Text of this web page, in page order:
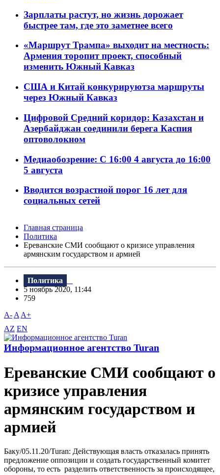
Зарплаты растут, но жизнь дорожает
быстрее там, где это заметнее всего
«Маршрут Трампа» выходит на местность:
Армения торопит проект, способный
изменить Южный Кавказ
США и Китай конкурируютза маршруты
через Южный Кавказ
Цифровой Средний коридор: Казахстан и
Азербайджан соединили берега Каспия
оптоволокном
Медиаобозрение: С 16:00 4 августа до 16:00
5 августа
Вводится возрастной порог 16 лет для
социальных сетей
Главная страница
Политика
Ереванские СМИ сообщают о кризисе управления
армянским государством и армией
Политика
5 ноябрь 2020, 11:44
759
A- A A+
AZ EN
Информационное агентство Turan
Ереванские СМИ сообщают о
кризисе управления
армянским государством и
армией
Баку/05.11.20/Turan: Действующая власть отказалась принять
предложение оппозиции и создать государственный комитет
обороны, то есть разделить ответственность за происходящее,